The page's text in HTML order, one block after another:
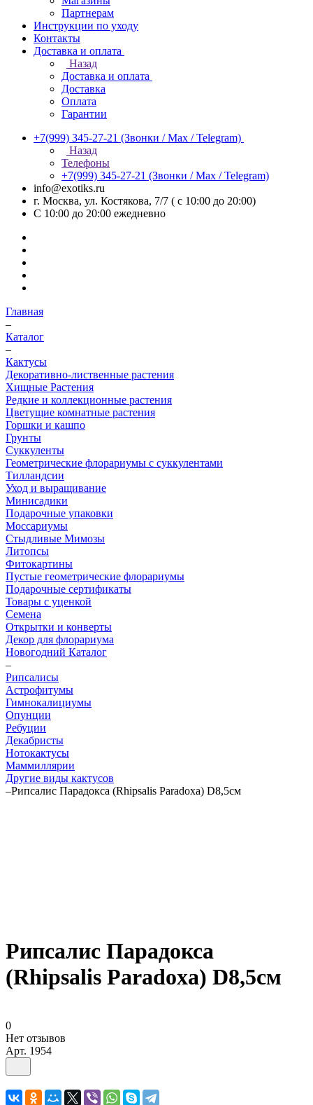
Партнерам
Инструкции по уходу
Контакты
Доставка и оплата
Назад
Доставка и оплата
Доставка
Оплата
Гарантии
+7(999) 345-27-21 (Звонки / Max / Telegram)
Назад
Телефоны
+7(999) 345-27-21 (Звонки / Max / Telegram)
info@exotiks.ru
г. Москва, ул. Костякова, 7/7 ( с 10:00 до 20:00)
С 10:00 до 20:00 ежедневно
Главная
–
Каталог
–
Кактусы
Декоративно-лиственные растения
Хищные Растения
Редкие и коллекционные растения
Цветущие комнатные растения
Горшки и кашпо
Грунты
Суккуленты
Геометрические флорариумы с суккулентами
Тилландсии
Уход и выращивание
Минисадики
Подарочные упаковки
Моссариумы
Стыдливые Мимозы
Литопсы
Фитокартины
Пустые геометрические флорариумы
Подарочные сертификаты
Товары с уценкой
Семена
Открытки и конверты
Декор для флорариума
Новогодний Каталог
–
Рипсалисы
Астрофитумы
Гимнокалициумы
Опунции
Ребуции
Декабристы
Нотокактусы
Маммиллярии
Другие виды кактусов
–Рипсалис Парадокса (Rhipsalis Paradoxa) D8,5см
Рипсалис Парадокса
(Rhipsalis Paradoxa) D8,5см
0
Нет отзывов
Арт. 1954